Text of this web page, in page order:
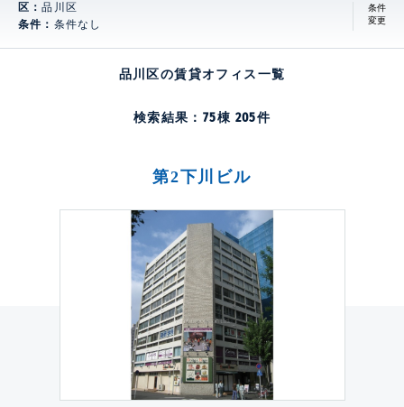
区：品川区
条件： 条件なし
条件
変更
品川区の賃貸オフィス一覧
検索結果： 75棟 205件
第2下川ビル